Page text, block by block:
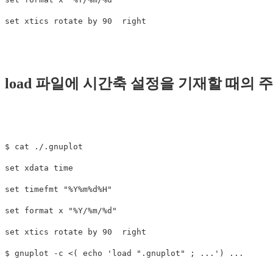
load 파일에 시간축 설정을 기재할 때의
$ cat ./.gnuplot
set xdata time
set timefmt "%Y%m%d%H"
set format x "%Y/%m/%d"
set xtics rotate by 90  right